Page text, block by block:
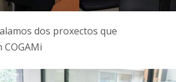
dos proxectos que